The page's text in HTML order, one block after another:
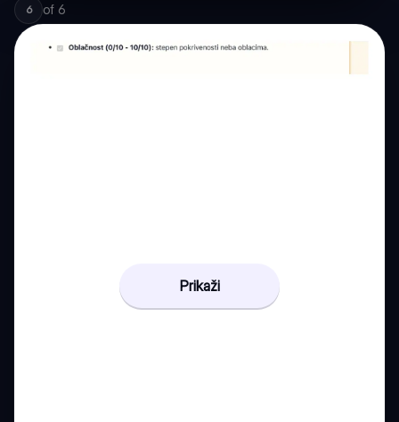
6 of 6
Prikaži